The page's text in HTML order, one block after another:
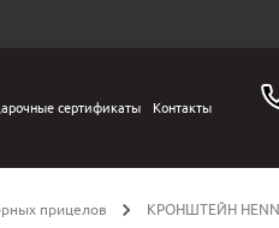
сертификаты Контакты
прицелов КРОНШТЕЙН